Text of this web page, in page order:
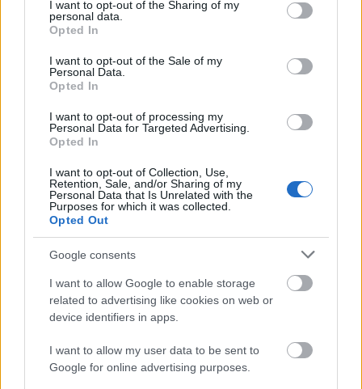
not limited to your visit or usage behaviour. You may click to
grant or deny consent to Google and its third-party tags to
use your data for below specified purposes in below Google
consent section.
I want to opt-out of the Sharing of my
personal data.
Opted In
I want to opt-out of the Sale of my
Personal Data.
Opted In
I want to opt-out of processing my
Personal Data for Targeted Advertising.
Opted In
I want to opt-out of Collection, Use,
Retention, Sale, and/or Sharing of my
Personal Data that Is Unrelated with the
Purposes for which it was collected.
Opted Out
Google consents
I want to allow Google to enable storage
related to advertising like cookies on web or
device identifiers in apps.
I want to allow my user data to be sent to
Google for online advertising purposes.
húðsjúkdómum. Það hjálpar einnig við að raka
húðina, sem leiðir til mýkri og sveigjanlegri áferðar.
rósroða getur MSM hjálpað til við að draga úr
einkennum og leitt til skýrari húðlitar.
Staðbundin notkun MSM hefur sýnt fram á
verulegar framfarir í áferð og útliti húðarinnar.
Notendur greina oft frá bættri almennri heilsu
húðarinnar og rekja þetta til umbreytandi áhrifa
MSM. Aukin vinsældir MSM í húðvörum sýna fram á
virkni þess og vaxandi aðdráttarafl í
fegrunariðnaðinum.
Notkun MSM til að jafna sig eftir
áreynslu
Að fella metýlsúlfónýlmetan inn í rútínu
íþróttamanna getur aukið bata eftir æfingar með